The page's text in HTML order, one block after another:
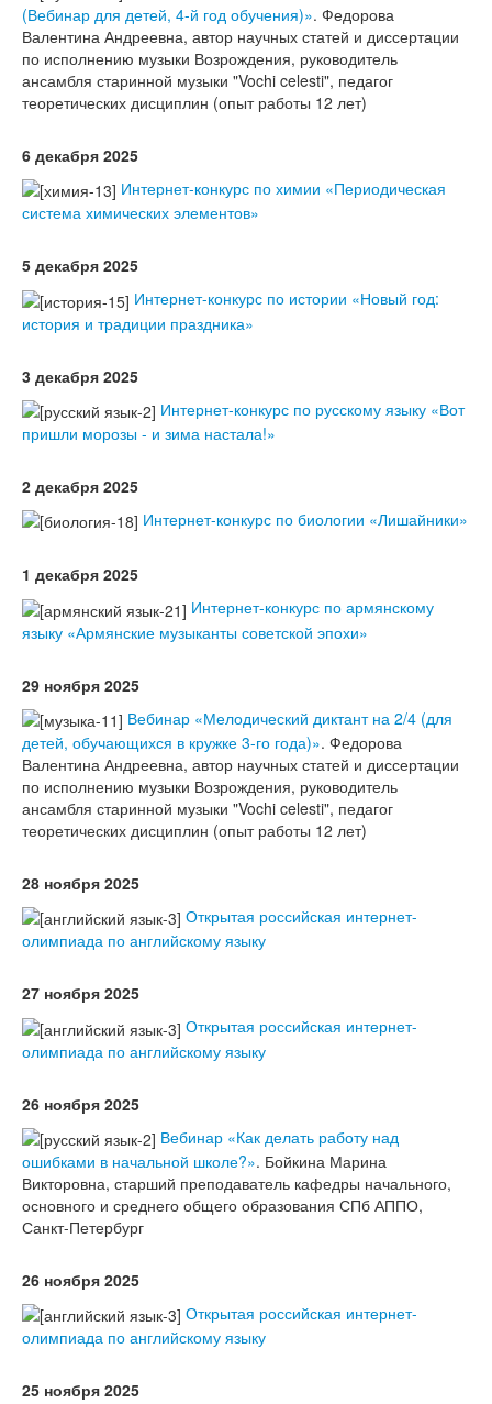
(Вебинар для детей, 4-й год обучения)». Федорова
Валентина Андреевна, автор научных статей и диссертации
по исполнению музыки Возрождения, руководитель
ансамбля старинной музыки "Vochi celesti", педагог
теоретических дисциплин (опыт работы 12 лет)
6 декабря 2025
Интернет-конкурс по химии «Периодическая
система химических элементов»
5 декабря 2025
Интернет-конкурс по истории «Новый год:
история и традиции праздника»
3 декабря 2025
Интернет-конкурс по русскому языку «Вот
пришли морозы - и зима настала!»
2 декабря 2025
Интернет-конкурс по биологии «Лишайники»
1 декабря 2025
Интернет-конкурс по армянскому
языку «Армянские музыканты советской эпохи»
29 ноября 2025
Вебинар «Мелодический диктант на 2/4 (для
детей, обучающихся в кружке 3-го года)». Федорова
Валентина Андреевна, автор научных статей и диссертации
по исполнению музыки Возрождения, руководитель
ансамбля старинной музыки "Vochi celesti", педагог
теоретических дисциплин (опыт работы 12 лет)
28 ноября 2025
Открытая российская интернет-
олимпиада по английскому языку
27 ноября 2025
Открытая российская интернет-
олимпиада по английскому языку
26 ноября 2025
Вебинар «Как делать работу над
ошибками в начальной школе?». Бойкина Марина
Викторовна, старший преподаватель кафедры начального,
основного и среднего общего образования СПб АППО,
Санкт-Петербург
26 ноября 2025
Открытая российская интернет-
олимпиада по английскому языку
25 ноября 2025